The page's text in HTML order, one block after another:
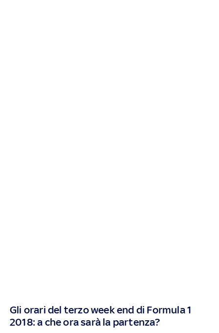
Gli orari del terzo week end di Formula 1
2018: a che ora sarà la partenza?